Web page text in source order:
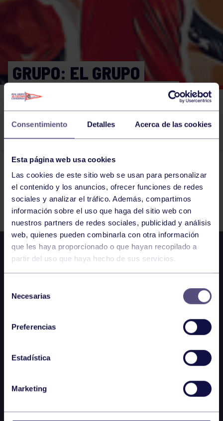
Consentimiento Detalles Acerca de las cookies
Esta página web usa cookies
Las cookies de este sitio web se usan para personalizar
el contenido y los anuncios, ofrecer funciones de redes
sociales y analizar el tráfico. Además, compartimos
información sobre el uso que haga del sitio web con
nuestros partners de redes sociales, publicidad y análisis
web, quienes pueden combinarla con otra información
que les haya proporcionado o que hayan recopilado a
partir del uso que haya hecho de sus servicios.
Necesarias
Preferencias
Estadística
Marketing
GRUPO: EL GRUPO
«TRANQUILIZA» A LOS
PADRES QUE PREGUNTAN
POR EL PROCESO
El grupo en prensa 27 JUL 2016
Comparte